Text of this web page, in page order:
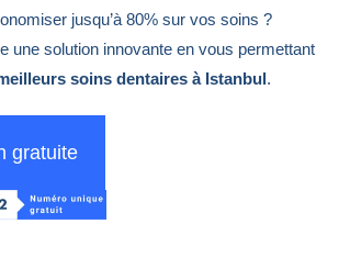
jusqu’à 80% sur vos soins ?
une solution innovante en vous permettant
soins dentaires à Istanbul.
gratuite